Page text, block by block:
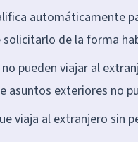
automáticamente
solicitarlo de la forma
pueden viajar al
exteriores no
viaja al extranjero sin